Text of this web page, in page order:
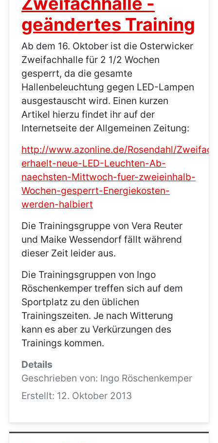
geändertes Training
Ab dem 16. Oktober ist die Osterwicker
Zweifachhalle für 2 1/2 Wochen
gesperrt, da die gesamte
Hallenbeleuchtung gegen LED-Lampen
ausgestauscht wird. Einen kurzen
Artikel hierzu findet ihr auf der
Internetseite der Allgemeinen Zeitung:
http://www.azonline.de/Rosendahl/
erhaelt-neue-LED-Leuchten-Ab-
naechsten-Mittwoch-fuer-zweieinhalb-
Wochen-gesperrt-Energiekosten-
werden-halbiert
Die Trainingsgruppe von Vera Reuter
und Maike Wessendorf fällt während
dieser Zeit leider aus.
Die Trainingsgruppen von Ingo
Röschenkemper treffen sich auf dem
Sportplatz zu den üblichen
Trainingszeiten. Je nach Witterung
kann es aber zu Verkürzungen des
Trainings kommen.
Details
Geschrieben von: Ingo Röschenkemper
Erstellt: 12. Oktober 2013